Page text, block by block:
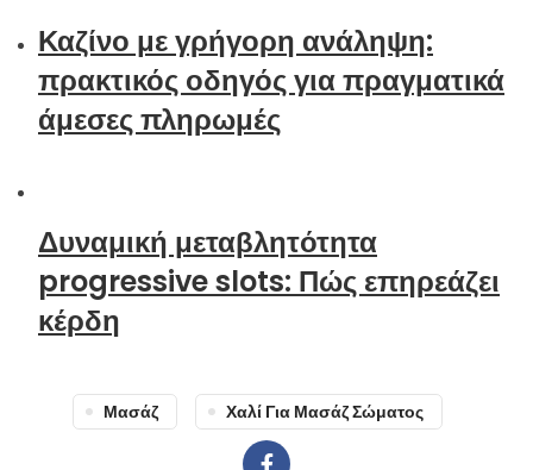
Καζίνο με γρήγορη ανάληψη:
πρακτικός οδηγός για πραγματικά
άμεσες πληρωμές
Δυναμική μεταβλητότητα
progressive slots: Πώς επηρεάζει
κέρδη
Μασάζ Χαλί Για Μασάζ Σώματος